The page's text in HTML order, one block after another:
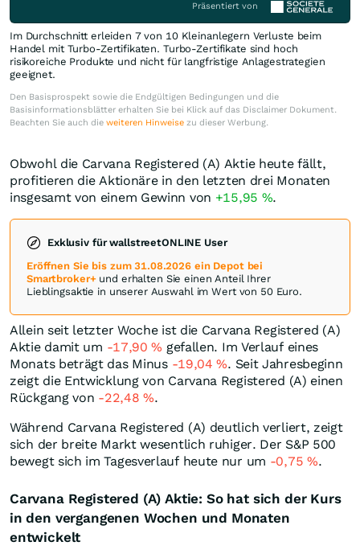
Präsentiert von
Im Durchschnitt erleiden 7 von 10 Kleinanlegern Verluste beim
Handel mit Turbo-Zertifikaten. Turbo-Zertifikate sind hoch
risikoreiche Produkte und nicht für langfristige Anlagestrategien
geeignet.
Den Basisprospekt sowie die Endgültigen Bedingungen und die
Basisinformationsblätter erhalten Sie bei Klick auf das Disclaimer Dokument.
Beachten Sie auch die weiteren Hinweise zu dieser Werbung.
Obwohl die Carvana Registered (A) Aktie heute fällt,
profitieren die Aktionäre in den letzten drei Monaten
insgesamt von einem Gewinn von +15,95 %.
Exklusiv für wallstreetONLINE User
Eröffnen Sie bis zum 31.08.2026 ein Depot bei
Smartbroker+und erhalten Sie einen Anteil Ihrer
Lieblingsaktie in unserer Auswahl im Wert von 50 Euro.
Allein seit letzter Woche ist die Carvana Registered (A)
Aktie damit um -17,90% gefallen. Im Verlauf eines
Monats beträgt das Minus -19,04%. Seit Jahresbeginn
zeigt die Entwicklung von Carvana Registered (A) einen
Rückgang von -22,48%.
Während Carvana Registered (A) deutlich verliert, zeigt
sich der breite Markt wesentlich ruhiger. Der S&P 500
bewegt sich im Tagesverlauf heute nur um -0,75 %.
Carvana Registered (A) Aktie: So hat sich der Kurs
in den vergangenen Wochen und Monaten
entwickelt